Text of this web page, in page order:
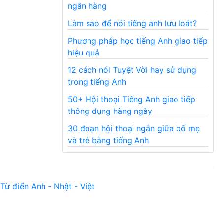
ngân hàng
Làm sao để nói tiếng anh lưu loát?
Phương pháp học tiếng Anh giao tiếp
hiệu quả
12 cách nói Tuyệt Vời hay sử dụng
trong tiếng Anh
50+ Hội thoại Tiếng Anh giao tiếp
thông dụng hàng ngày
30 đoạn hội thoại ngắn giữa bố mẹ
và trẻ bằng tiếng Anh
Từ điển Anh - Nhật - Việt